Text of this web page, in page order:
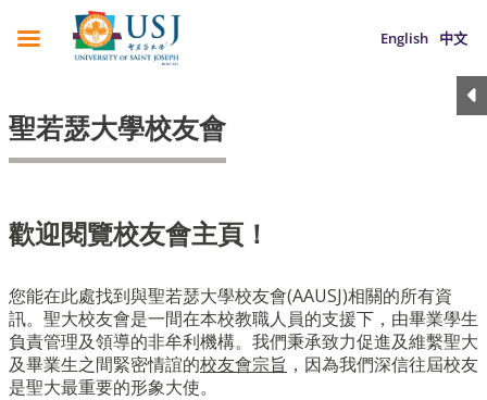
English 中文
聖若瑟大學校友會
歡迎閱覽校友會主頁！
您能在此處找到與聖若瑟大學校友會(AAUSJ)相關的所有資
訊。聖大校友會是一間在本校教職人員的支援下，由畢業學生
負責管理及領導的非牟利機構。我們秉承致力促進及維繫聖大
及畢業生之間緊密情誼的校友會宗旨 ，因為我們深信往屆校友
是聖大最重要的形象大使。